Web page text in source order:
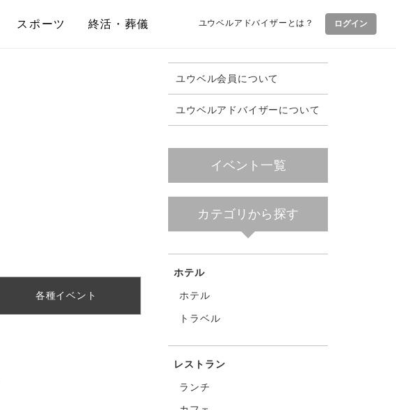
スポーツ 終活・葬儀 ユウベルアドバイザーとは？ ログイン
各種イベント
ユウベル会員について
ユウベルアドバイザーについて
イベント一覧
カテゴリから探す
ホテル
ホテル
トラベル
レストラン
ランチ